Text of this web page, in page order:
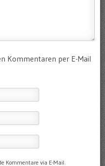
Kommentaren per E-Mail
Kommentare via E-Mail.